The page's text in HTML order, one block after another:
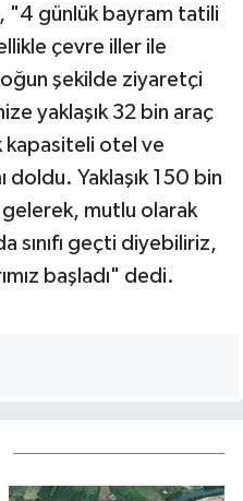
"4 günlük bayram tatili
çevre iller ile
şekilde ziyaretçi
yaklaşık 32 bin araç
kapasiteli otel ve
doldu. Yaklaşık 150 bin
mutlu olarak
sınıfı geçti diyebiliriz,
başladı" dedi.